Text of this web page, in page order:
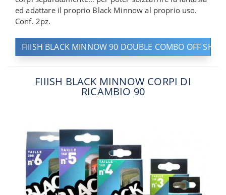
ed adattare il proprio Black Minnow al proprio uso.
Conf. 2pz.
FIIISH BLACK MINNOW 90 DOUBLE COMBO OFF
FIIISH BLACK MINNOW CORPI DI
RICAMBIO 90